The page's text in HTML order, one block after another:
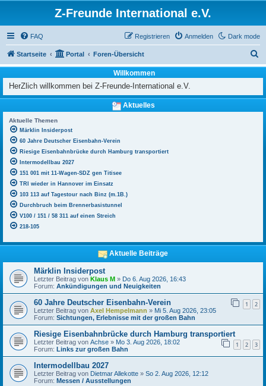
Z-Freunde International e.V.
Dark mode
FAQ Anmelden
Registrieren
Startseite Portal Foren-Übersicht
u
h
e
Willkommen
HerZlich willkommen bei Z-Freunde-International e.V.
Aktuelles
Aktuelle Themen
Märklin Insiderpost
60 Jahre Deutscher Eisenbahn-Verein
Riesige Eisenbahnbrücke durch Hamburg transportiert
Intermodellbau 2027
151 001 mit 11-Wagen-SDZ gen Titisee
TRI wieder in Hannover im Einsatz
103 113 auf Tagestour nach Binz (m.1B.)
Durchbruch beim Brennerbasistunnel
V100 / 151 / 58 311 auf einen Streich
218-105
Aktuelle Beiträge
Märklin Insiderpost
Letzter Beitrag von Klaus M » Do 6. Aug 2026, 16:43
Forum: Ankündigungen und Neuigkeiten
60 Jahre Deutscher Eisenbahn-Verein 1 2
Letzter Beitrag von Axel Hempelmann » Mi 5. Aug 2026, 23:05
Forum: Sichtungen, Erlebnisse mit der großen Bahn
Riesige Eisenbahnbrücke durch Hamburg transportiert
1 2 3
Letzter Beitrag von Achse » Mo 3. Aug 2026, 18:02
Forum: Links zur großen Bahn
Intermodellbau 2027
Letzter Beitrag von Dietmar Allekotte » So 2. Aug 2026, 12:12
Forum: Messen / Ausstellungen